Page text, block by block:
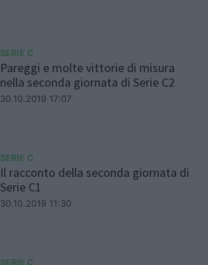
SERIE C
Pareggi e molte vittorie di misura
nella seconda giornata di Serie C2
30.10.2019 17:07
SERIE C
Il racconto della seconda giornata di
Serie C1
30.10.2019 11:30
SERIE C